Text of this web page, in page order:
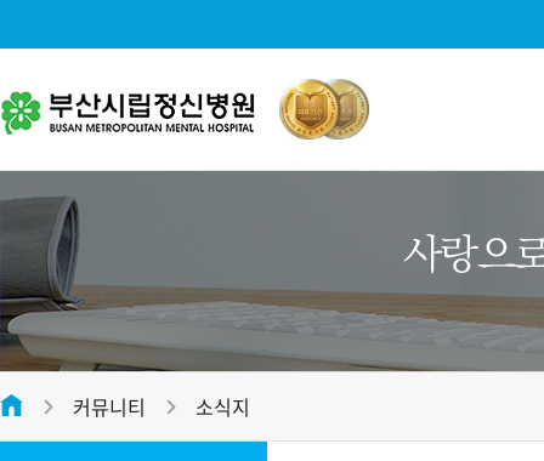
051-312-2288
평일 09:00 ~ 17:00
접수마감시간 오전 12:00 , 오후 16:30
병원소개
병원장 인사말
미션 및 비전
병원 조직도
커뮤니티 소식지